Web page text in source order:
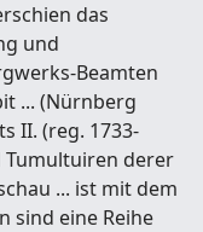
das
und
Beamten
... (Nürnberg
II. (reg. 1733-
Tumultuiren derer
... ist mit dem
sind eine Reihe